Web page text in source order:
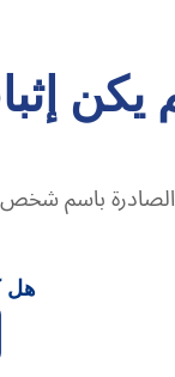
يكن
الصادرة باسم
هل